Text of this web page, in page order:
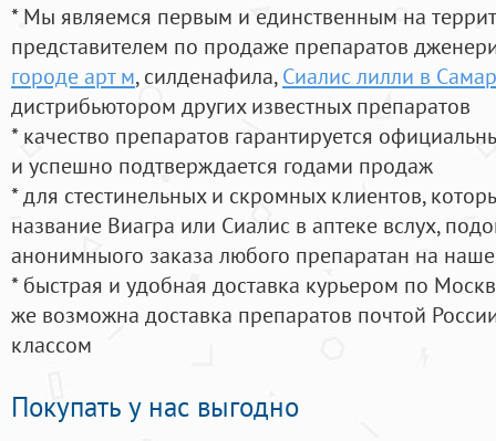
* Мы являемся первым и единственным на
представителем по продаже препаратов
городе арт м, силденафила, Сиалис лилли в
дистрибьютором других известных препаратов
* качество препаратов гарантируется
и успешно подтверждается годами продаж
* для стестинельных и скромных клиентов,
название Виагра или Сиалис в аптеке вслух,
анонимныого заказа любого препаратан на
* быстрая и удобная доставка курьером по
же возможна доставка препаратов почтой
классом
Покупать у нас выгодно